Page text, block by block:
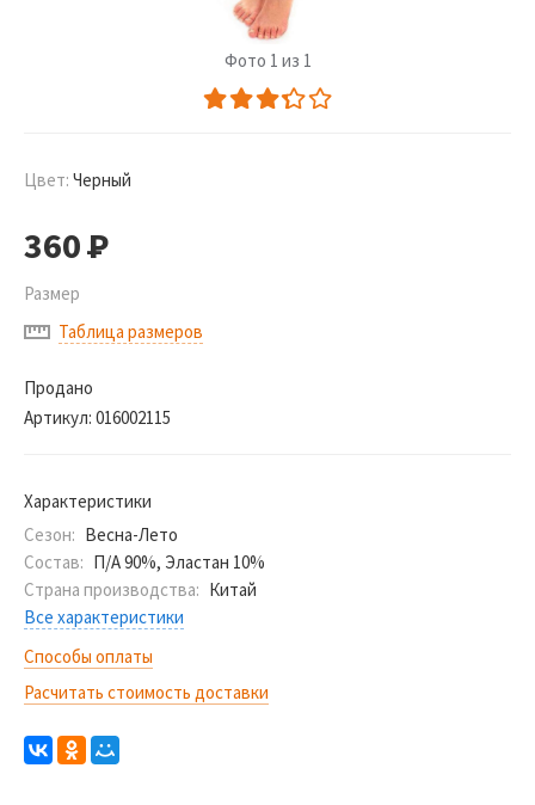
Фото 1 из 1
Цвет: Черный
360Р
Размер
Таблица размеров
Продано
Артикул: 016002115
Характеристики
Сезон: Весна-Лето
Состав: П/А 90%, Эластан 10%
Страна производства: Китай
Все характеристики
Способы оплаты
Расчитать стоимость доставки